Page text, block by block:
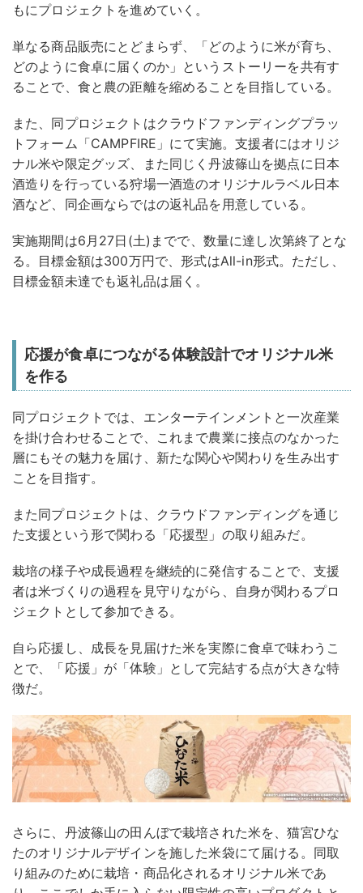
もにプロジェクトを進めていく。
単なる商品販売にとどまらず、「どのように米が育ち、
どのように食卓に届くのか」というストーリーを共有す
ることで、食と農の距離を縮めることを目指している。
また、同プロジェクトはクラウドファンディングプラッ
トフォーム「CAMPFIRE」にて実施。支援者にはオリジ
ナル米や限定グッズ、また同じく丹波篠山を拠点に日本
酒造りを行っている狩場一酒造のオリジナルラベル日本
酒など、同企画ならではの返礼品を用意している。
実施期間は6月27日(土)までで、数量に達し次第終了とな
る。目標金額は300万円で、形式はAll-in形式。ただし、
目標金額未達でも返礼品は届く。
応援が食卓につながる体験設計でオリジナル米
を作る
同プロジェクトでは、エンターテインメントと一次産業
を掛け合わせることで、これまで農業に接点のなかった
層にもその魅力を届け、新たな関心や関わりを生み出す
ことを目指す。
また同プロジェクトは、クラウドファンディングを通じ
た支援という形で関わる「応援型」の取り組みだ。
栽培の様子や成長過程を継続的に発信することで、支援
者は米づくりの過程を見守りながら、自身が関わるプロ
ジェクトとして参加できる。
自ら応援し、成長を見届けた米を実際に食卓で味わうこ
とで、「応援」が「体験」として完結する点が大きな特
徴だ。
さらに、丹波篠山の田んぼで栽培された米を、猫宮ひな
たのオリジナルデザインを施した米袋にて届ける。同取
り組みのために栽培・商品化されるオリジナル米であ